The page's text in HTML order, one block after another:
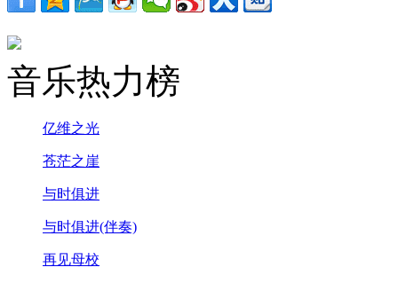
音乐热力榜
亿维之光
苍茫之崖
与时俱进
与时俱进(伴奏)
再见母校